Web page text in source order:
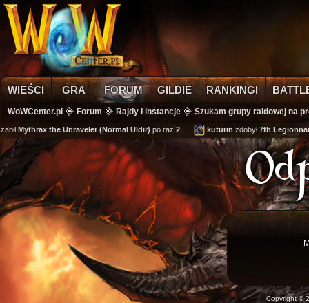
WIEŚCI GRA FORUM GILDIE RANKINGI
WoWCenter.pl Forum Rajdy i instancje Szukam grupy raidowej na
Mythrax the Unraveler (Normal Uldir)po raz2 . kuturinzdobył7th
Copyright ©